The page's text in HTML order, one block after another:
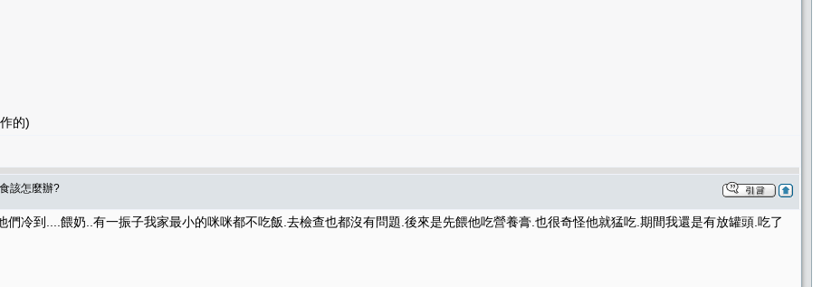
的)
該怎麼辦?
們冷到....餵奶..有一振子我家最小的咪咪都不吃飯.去檢查也都沒有問題.後來是先餵他吃營養膏.也很奇怪他就猛吃.期間我還是有放罐頭.吃了